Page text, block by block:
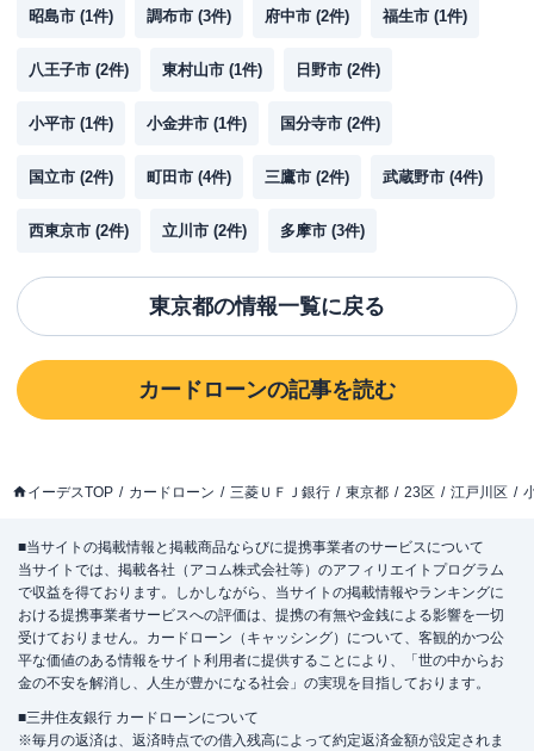
昭島市 (1件) 調布市 (3件) 府中市 (2件) 福生市 (1件)
八王子市 (2件) 東村山市 (1件) 日野市 (2件)
小平市 (1件) 小金井市 (1件) 国分寺市 (2件)
国立市 (2件) 町田市 (4件) 三鷹市 (2件) 武蔵野市 (4件)
西東京市 (2件) 立川市 (2件) 多摩市 (3件)
東京都の情報一覧に戻る
カードローンの記事を読む
イーデスTOP カードローン 三菱ＵＦＪ銀行 東京都 23区 江戸川区
■当サイトの掲載情報と掲載商品ならびに提携事業者のサービスについて
当サイトでは、掲載各社（アコム株式会社等）のアフィリエイトプログラム
で収益を得ております。しかしながら、当サイトの掲載情報やランキングに
おける提携事業者サービスへの評価は、提携の有無や金銭による影響を一切
受けておりません。カードローン（キャッシング）について、客観的かつ公
平な価値のある情報をサイト利用者に提供することにより、「世の中からお
金の不安を解消し、人生が豊かになる社会」の実現を目指しております。
■三井住友銀行 カードローンについて
※毎月の返済は、返済時点での借入残高によって約定返済金額が設定されま